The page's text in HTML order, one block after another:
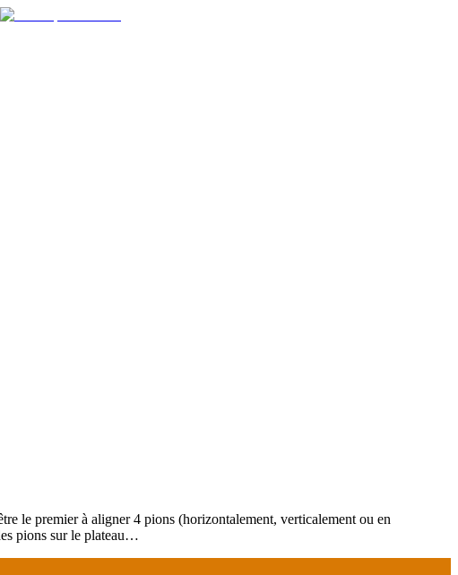
le premier à aligner 4 pions (horizontalement, verticalement ou en
pions sur le plateau…